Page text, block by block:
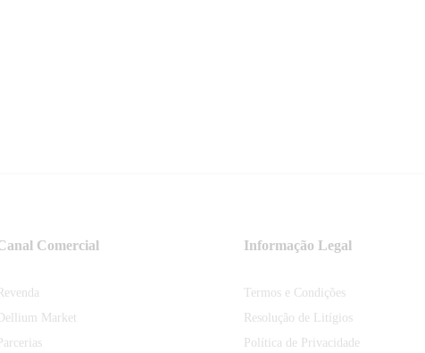
Comercial
Market
Informação Legal
Termos e Condições
Resolução de Litígios
Política de Privacidade